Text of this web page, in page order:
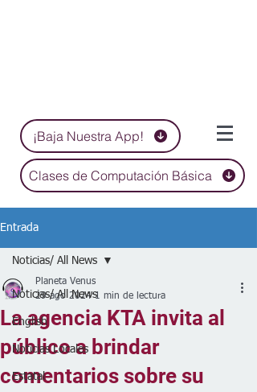
¡Baja Nuestra App!
Clases de Computación Básica
Entrada
Noticias/ All News
English
Noticias Locales
Estatal
Noticias/ All News
La agencia KTA invita al
público a brindar
comentarios sobre su
Planeta Venus
29 ago 2024 1 min de lectura